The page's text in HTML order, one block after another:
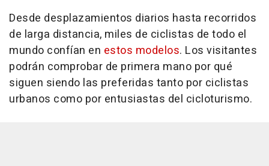
Desde desplazamientos diarios hasta recorridos
de larga distancia, miles de ciclistas de todo el
mundo confían en estos modelos. Los visitantes
podrán comprobar de primera mano por qué
siguen siendo las preferidas tanto por ciclistas
urbanos como por entusiastas del cicloturismo.